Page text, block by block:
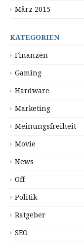
März 2015
KATEGORIEN
Finanzen
Gaming
Hardware
Marketing
Meinungsfreiheit
Movie
News
Off
Politik
Ratgeber
SEO